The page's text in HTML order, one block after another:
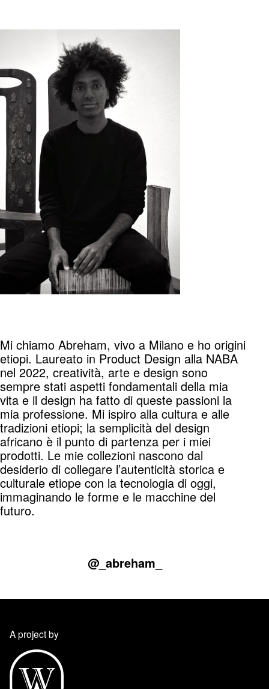
Mi chiamo Abreham, vivo a Milano e ho origini
etiopi. Laureato in Product Design alla NABA
nel 2022, creatività, arte e design sono
sempre stati aspetti fondamentali della mia
vita e il design ha fatto di queste passioni la
mia professione. Mi ispiro alla cultura e alle
tradizioni etiopi; la semplicità del design
africano è il punto di partenza per i miei
prodotti. Le mie collezioni nascono dal
desiderio di collegare l’autenticità storica e
culturale etiope con la tecnologia di oggi,
immaginando le forme e le macchine del
futuro.
@_abreham_
A project by